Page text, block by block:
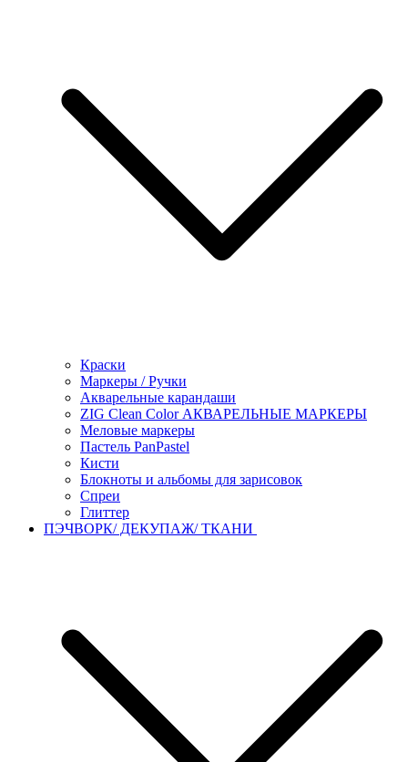
Краски
Маркеры / Ручки
Акварельные карандаши
ZIG Clean Color АКВАРЕЛЬНЫЕ МАРКЕРЫ
Меловые маркеры
Пастель PanPastel
Кисти
Блокноты и альбомы для зарисовок
Спреи
Глиттер
ПЭЧВОРК/ ДЕКУПАЖ/ ТКАНИ